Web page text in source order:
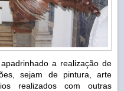
a realização de
sejam de pintura, arte
realizados com outras